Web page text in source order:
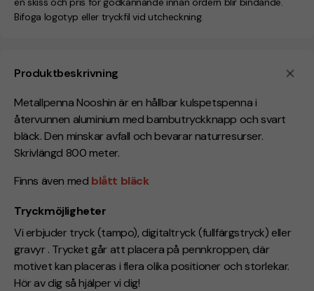
Produktbeskrivning
Metallpenna Nooshin är en hållbar kulspetspenna i
återvunnen aluminium med bambutryckknapp och svart
bläck. Den minskar avfall och bevarar naturresurser.
Skrivlängd 800 meter.
Finns även med blått bläck
Tryckmöjligheter
Vi erbjuder tryck (tampo), digitaltryck (fullfärgstryck) eller
gravyr . Trycket går att placera på pennkroppen, där
motivet kan placeras i flera olika positioner och storlekar.
Hör av dig så hjälper vi dig!
Bifoga logotyp eller tryckfil vid utcheckning.